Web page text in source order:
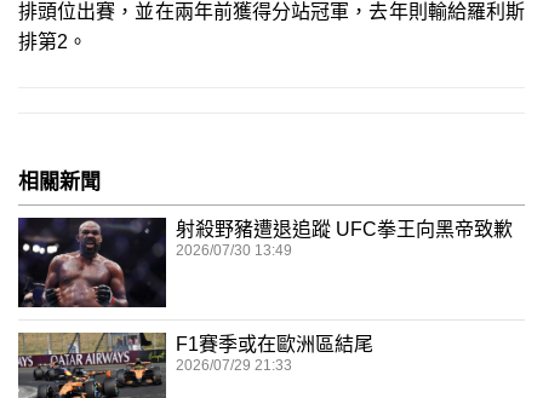
排頭位出賽，並在兩年前獲得分站冠軍，去年則輸給羅利斯
排第2。
相關新聞
射殺野豬遭退追蹤 UFC拳王向黑帝致歉
2026/07/30 13:49
F1賽季或在歐洲區結尾
2026/07/29 21:33